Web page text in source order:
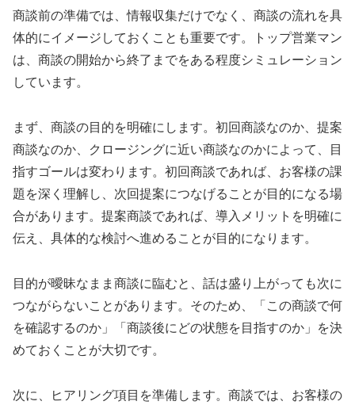
商談前の準備では、情報収集だけでなく、商談の流れを具
体的にイメージしておくことも重要です。トップ営業マン
は、商談の開始から終了までをある程度シミュレーション
しています。
まず、商談の目的を明確にします。初回商談なのか、提案
商談なのか、クロージングに近い商談なのかによって、目
指すゴールは変わります。初回商談であれば、お客様の課
題を深く理解し、次回提案につなげることが目的になる場
合があります。提案商談であれば、導入メリットを明確に
伝え、具体的な検討へ進めることが目的になります。
目的が曖昧なまま商談に臨むと、話は盛り上がっても次に
つながらないことがあります。そのため、「この商談で何
を確認するのか」「商談後にどの状態を目指すのか」を決
めておくことが大切です。
次に、ヒアリング項目を準備します。商談では、お客様の